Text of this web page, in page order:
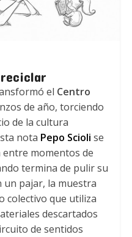
el Centro
de año, torciendo
de la cultura
nota Pepo Scioli se
momentos de
termina de pulir su
un pajar, la muestra
colectivo que utiliza
descartados
de sentidos